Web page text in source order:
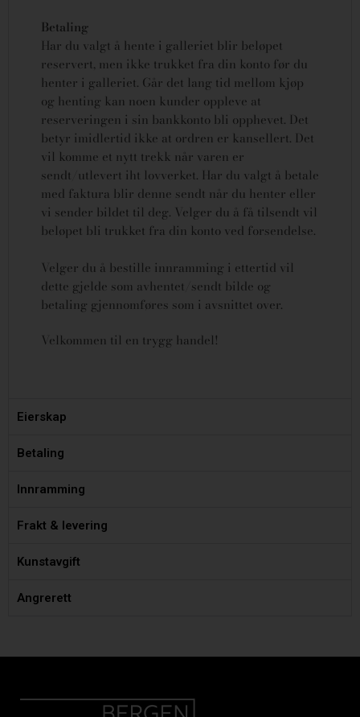
Betaling
Har du valgt å hente i galleriet blir beløpet
reservert, men ikke trukket fra din konto før du
henter i galleriet. Går det lang tid mellom kjøp
og henting kan noen kunder oppleve at
reserveringen i sin bankkonto bli opphevet. Det
betyr imidlertid ikke at ordren er kansellert. Det
vil komme et nytt trekk når varen er
sendt/utlevert iht lovverket. Har du valgt å betale
med faktura blir denne sendt når du henter eller
vi sender bildet til deg. Velger du å få tilsendt vil
beløpet bli trukket fra din konto ved forsendelse.
Velger du å bestille innramming i ettertid vil
dette gjelde som avhentet/sendt bilde og
betaling gjennomføres som i avsnittet over.
Velkommen til en trygg handel!
Eierskap
Betaling
Innramming
Frakt & levering
Kunstavgift
Angrerett